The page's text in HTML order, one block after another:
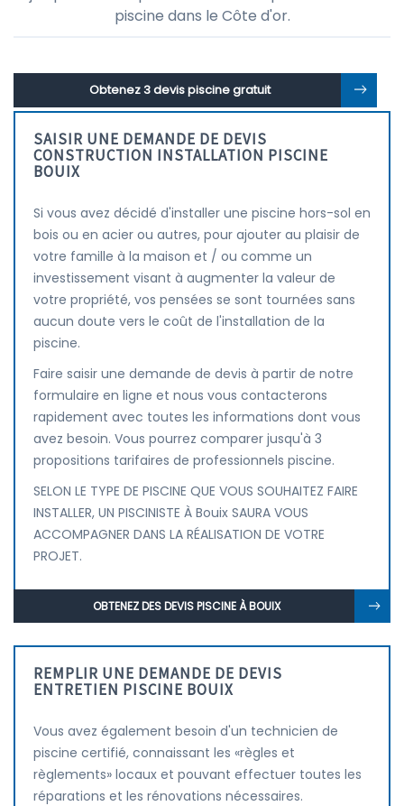
piscine dans le Côte d'or.
Obtenez 3 devis piscine gratuit
SAISIR UNE DEMANDE DE DEVIS
CONSTRUCTION INSTALLATION PISCINE
BOUIX
Si vous avez décidé d'installer une piscine hors-sol en
bois ou en acier ou autres, pour ajouter au plaisir de
votre famille à la maison et / ou comme un
investissement visant à augmenter la valeur de
votre propriété, vos pensées se sont tournées sans
aucun doute vers le coût de l'installation de la
piscine.
Faire saisir une demande de devis à partir de notre
formulaire en ligne et nous vous contacterons
rapidement avec toutes les informations dont vous
avez besoin. Vous pourrez comparer jusqu'à 3
propositions tarifaires de professionnels piscine.
SELON LE TYPE DE PISCINE QUE VOUS SOUHAITEZ FAIRE
INSTALLER, UN PISCINISTE À Bouix SAURA VOUS
ACCOMPAGNER DANS LA RÉALISATION DE VOTRE
PROJET.
OBTENEZ DES DEVIS PISCINE À BOUIX
REMPLIR UNE DEMANDE DE DEVIS
ENTRETIEN PISCINE BOUIX
Vous avez également besoin d'un technicien de
piscine certifié, connaissant les «règles et
règlements» locaux et pouvant effectuer toutes les
réparations et les rénovations nécessaires.